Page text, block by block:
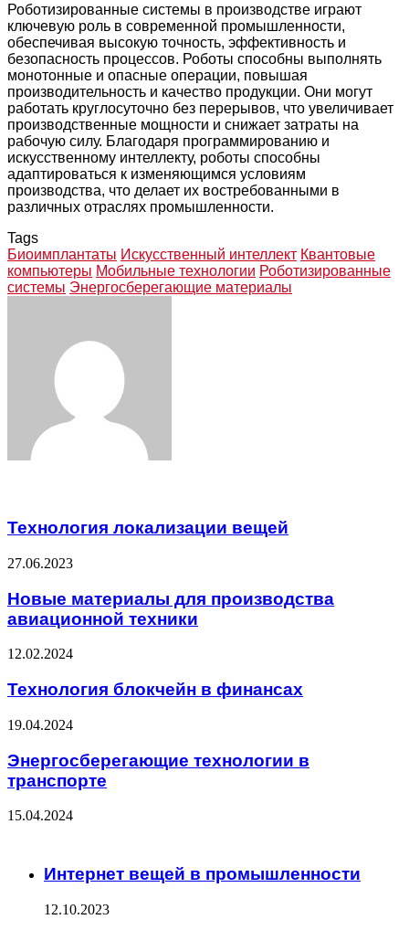
Роботизированные системы в производстве играют
ключевую роль в современной промышленности,
обеспечивая высокую точность, эффективность и
безопасность процессов. Роботы способны выполнять
монотонные и опасные операции, повышая
производительность и качество продукции. Они могут
работать круглосуточно без перерывов, что увеличивает
производственные мощности и снижает затраты на
рабочую силу. Благодаря программированию и
искусственному интеллекту, роботы способны
адаптироваться к изменяющимся условиям
производства, что делает их востребованными в
различных отраслях промышленности.
Tags
Биоимплантаты Искусственный интеллект Квантовые
компьютеры Мобильные технологии Роботизированные
системы Энергосберегающие материалы
Технология локализации вещей
27.06.2023
Новые материалы для производства
авиационной техники
12.02.2024
Технология блокчейн в финансах
19.04.2024
Энергосберегающие технологии в
транспорте
15.04.2024
Интернет вещей в промышленности
12.10.2023